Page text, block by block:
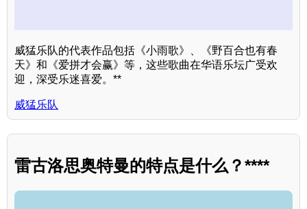
威猛乐队的代表作品包括《小雨歌》、《野百合也有春
天》和《爱拼才会赢》等，这些歌曲在华语乐坛广受欢
迎，深受乐迷喜爱。**
威猛乐队
雷古洛思奥特曼的特点是什么？****